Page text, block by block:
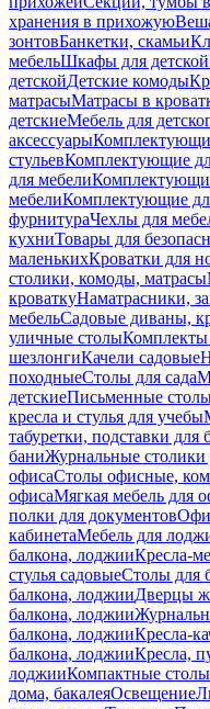
хранения в прихожую
зонтовБанкетки, скамьи
мебельШкафы для детской
детскойДетские комоды
матрасыМатрасы в
детскиеМебель для
аксессуары
стульевКомплектующие
для мебели
мебелиКомплектующие
фурнитураЧехлы для
кухниТовары для
маленькихКроватки для
столики, комоды, матрасы
кроваткуНаматрасники,
мебельСадовые диваны,
уличные столыКомплекты
шезлонгиКачели садовые
походныеСтолы для сада
детскиеПисьменные
кресла и стулья для учебы
табуретки, подставки для
баниЖурнальные столики
офисаСтолы офисные,
офисаМягкая мебель для
полки для документов
кабинетаМебель для
балкона, лоджииКресла-
стулья садовыеСтолы для
балкона, лоджииДверцы
балкона, лоджии
балкона, лоджииКресла-
балкона, лоджииКресла,
лоджииКомпактные
дома, бакалеяОсвещение